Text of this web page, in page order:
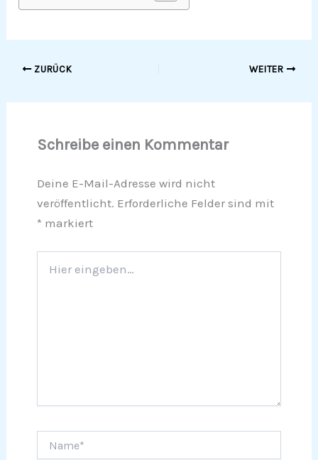
ZURÜCK WEITER
Schreibe einen Kommentar
Deine E-Mail-Adresse wird nicht
veröffentlicht. Erforderliche Felder sind mit
* markiert
eingeben…